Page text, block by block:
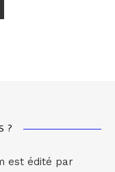
?
est édité par